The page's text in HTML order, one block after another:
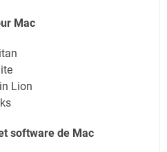
Mac
Lion
software de Mac